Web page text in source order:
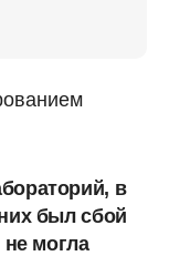
в
был сбой
не могла